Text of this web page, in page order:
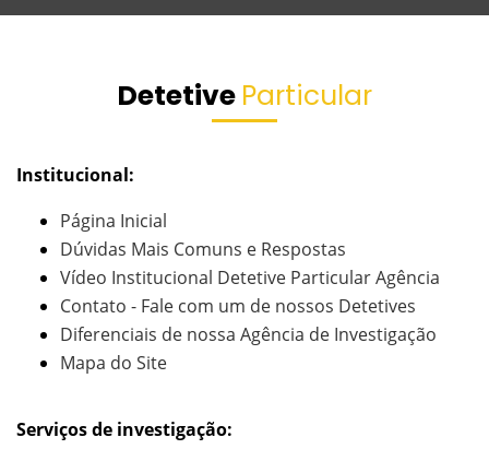
Detetive Particular
Institucional:
Página Inicial
Dúvidas Mais Comuns e Respostas
Vídeo Institucional Detetive Particular Agência
Contato - Fale com um de nossos Detetives
Diferenciais de nossa Agência de Investigação
Mapa do Site
Serviços de investigação: